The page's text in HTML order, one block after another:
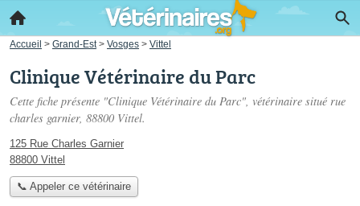
Accueil > Grand-Est > Vosges > Vittel
Clinique Vétérinaire du Parc
Cette fiche présente "Clinique Vétérinaire du Parc", vétérinaire situé rue
charles garnier, 88800 Vittel.
125 Rue Charles Garnier
88800 Vittel
📞 Appeler ce vétérinaire